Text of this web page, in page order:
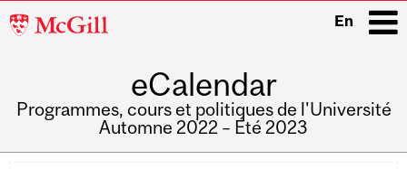
McGill
En
eCalendar
Programmes, cours et politiques de l'Université
Automne 2022 – Été 2023